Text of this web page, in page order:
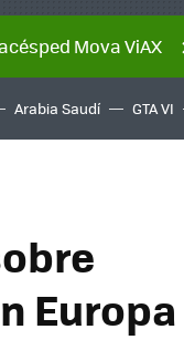
Mova ViAX
Arabia Saudí GTA VI
Europa